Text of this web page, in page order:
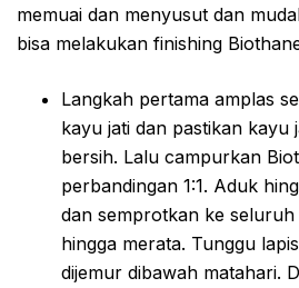
memuai dan menyusut dan
bisa melakukan finishing
Langkah pertama amplas
kayu jati dan pastikan kayu
bersih. Lalu campurkan
perbandingan 1:1. Aduk
dan semprotkan ke
hingga merata. Tunggu
dijemur dibawah matahari.